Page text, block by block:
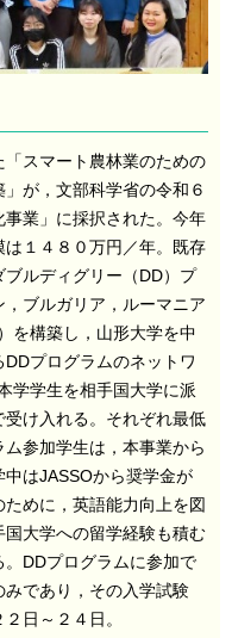
スマート農林業のための
が，文部科学省の令和６
業」に採択された。今年
１４８０万円／年。既存
ルディグリー（DD）プ
ブルガリア，ルーマニア
を構築し，山形大学を中
プログラムのネットワ
学学生を相手国大学に派
け入れる。それぞれ最低
参加学生は，本事業から
はJASSOから奨学金が
めに，英語能力向上を図
大学への留学経験も積む
DDプログラムに参加で
であり，その入学試験
日～２４日。